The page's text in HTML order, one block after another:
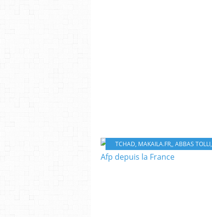
TCHAD, MAKAILA.FR,, ABBAS TOLLI,